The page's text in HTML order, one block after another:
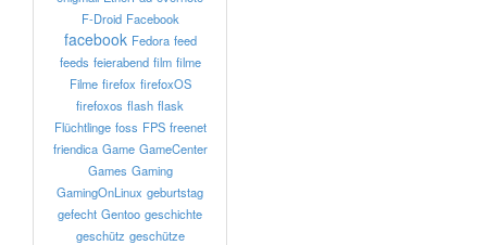
F-Droid Facebook
facebook Fedora feed
feeds feierabend film filme
Filme firefox firefoxOS
firefoxos flash flask
Flüchtlinge foss FPS freenet
friendica Game GameCenter
Games Gaming
GamingOnLinux geburtstag
gefecht Gentoo geschichte
geschütz geschütze